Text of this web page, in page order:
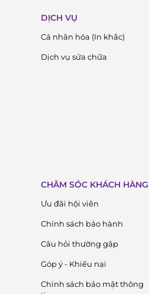
DỊCH VỤ
Cá nhân hóa (In khắc)
Dịch vụ sửa chữa
CHĂM SÓC KHÁCH HÀNG
Ưu đãi hội viên
Chính sách bảo hành
Câu hỏi thường gặp
Góp ý - Khiếu nại
Chính sách bảo mật thông